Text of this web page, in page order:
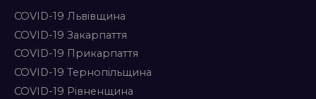
COVID-19 Львівщина
COVID-19 Закарпаття
COVID-19 Прикарпаття
COVID-19 Тернопільщина
COVID-19 Рівненщина